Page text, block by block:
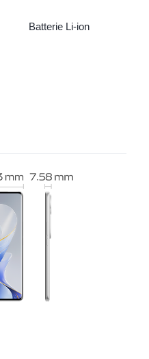
Batterie Li-ion